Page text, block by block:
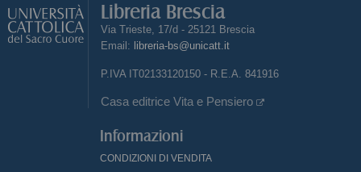
Libreria Brescia
Via Trieste, 17/d - 25121 Brescia
Email: libreria-bs@unicatt.it
P.IVA IT02133120150 - R.E.A. 841916
Casa editrice Vita e Pensiero
Informazioni
CONDIZIONI DI VENDITA